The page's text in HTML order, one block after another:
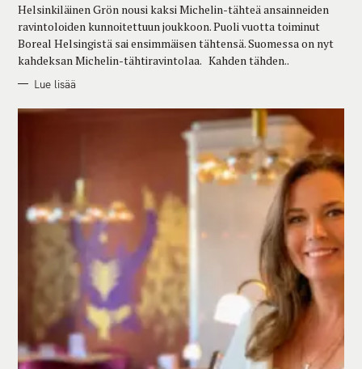
I
E
S
Helsinkiläinen Grön nousi kaksi Michelin-tähteä ansainneiden
ravintoloiden kunnoitettuun joukkoon. Puoli vuotta toiminut
Boreal Helsingistä sai ensimmäisen tähtensä. Suomessa on nyt
kahdeksan Michelin-tähtiravintolaa. Kahden tähden..
Lue lisää